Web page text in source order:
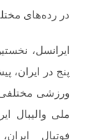
در رده‌های
پنج در ایران،
ورزشی مختلفی
ملی والیبال
فوتبال